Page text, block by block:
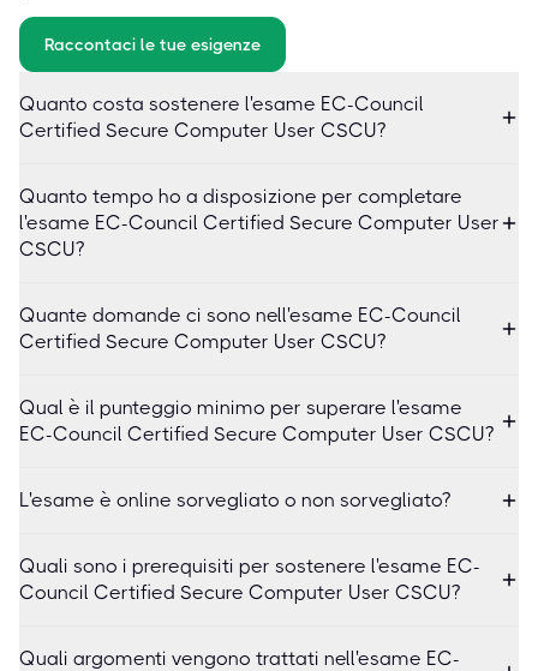
Raccontaci le tue esigenze
Quanto costa sostenere l'esame EC-Council
Certified Secure Computer User CSCU?
Quanto tempo ho a disposizione per completare
l'esame EC-Council Certified Secure Computer User
CSCU?
Quante domande ci sono nell'esame EC-Council
Certified Secure Computer User CSCU?
Qual è il punteggio minimo per superare l'esame
EC-Council Certified Secure Computer User CSCU?
L'esame è online sorvegliato o non sorvegliato?
Quali sono i prerequisiti per sostenere l'esame EC-
Council Certified Secure Computer User CSCU?
Quali argomenti vengono trattati nell'esame EC-